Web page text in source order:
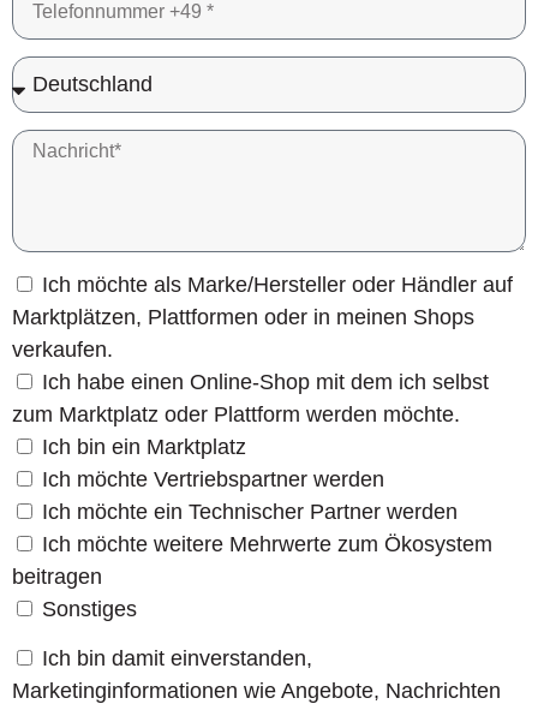
Ich möchte als Marke/Hersteller oder Händler auf
Marktplätzen, Plattformen oder in meinen Shops
verkaufen.
Ich habe einen Online-Shop mit dem ich selbst
zum Marktplatz oder Plattform werden möchte.
Ich bin ein Marktplatz
Ich möchte Vertriebspartner werden
Ich möchte ein Technischer Partner werden
Ich möchte weitere Mehrwerte zum Ökosystem
beitragen
Sonstiges
Ich bin damit einverstanden,
Marketinginformationen wie Angebote, Nachrichten